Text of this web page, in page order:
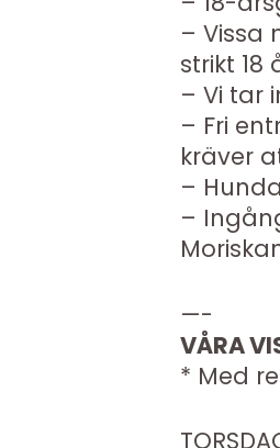
– Vissa
strikt 18
– Vi tar
– Fri
kräver
–
–
—-
VÅRA
* Med